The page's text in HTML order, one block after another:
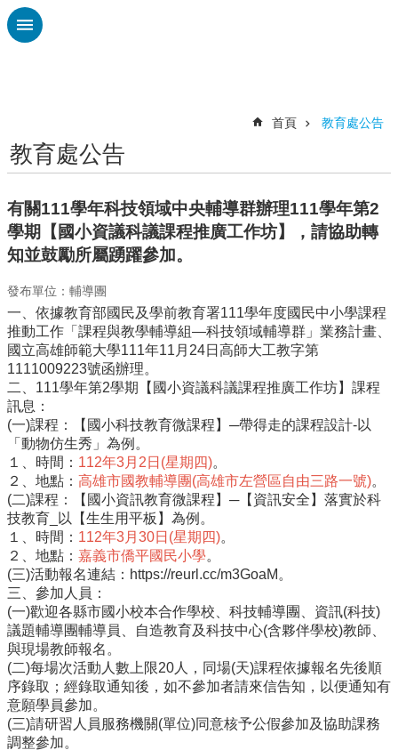
跳到主要內容區塊
認
廣
興
校
專
校
園
動
態
行
政
處
室
課
程
專
區
校
務
E
化
學
校
相
首頁 教育處公告
教育處公告
有關111學年科技領域中央輔導群辦理111學年第2
學期【國小資議科議課程推廣工作坊】，請協助轉
知並鼓勵所屬踴躍參加。
發布單位：輔導團
一、依據教育部國民及學前教育署111學年度國民中小學課程
推動工作「課程與教學輔導組—科技領域輔導群」業務計畫、
國立高雄師範大學111年11月24日高師大工教字第
1111009223號函辦理。
二、111學年第2學期【國小資議科議課程推廣工作坊】課程
訊息：
(一)課程：【國小科技教育微課程】─帶得走的課程設計-以
「動物仿生秀」為例。
１、時間： 112年3月2日(星期四)。
２、地點： 高雄市國教輔導團(高雄市左營區自由三路一號)。
(二)課程：【國小資訊教育微課程】─【資訊安全】落實於科
技教育_以【生生用平板】為例。
１、時間： 112年3月30日(星期四)。
２、地點： 嘉義市僑平國民小學。
(三)活動報名連結：https://reurl.cc/m3GoaM。
三、參加人員：
(一)歡迎各縣市國小校本合作學校、科技輔導團、資訊(科技)
議題輔導團輔導員、自造教育及科技中心(含夥伴學校)教師、
與現場教師報名。
(二)每場次活動人數上限20人，同場(天)課程依據報名先後順
序錄取；經錄取通知後，如不參加者請來信告知，以便通知有
意願學員參加。
(三)請研習人員服務機關(單位)同意核予公假參加及協助課務
調整參加。